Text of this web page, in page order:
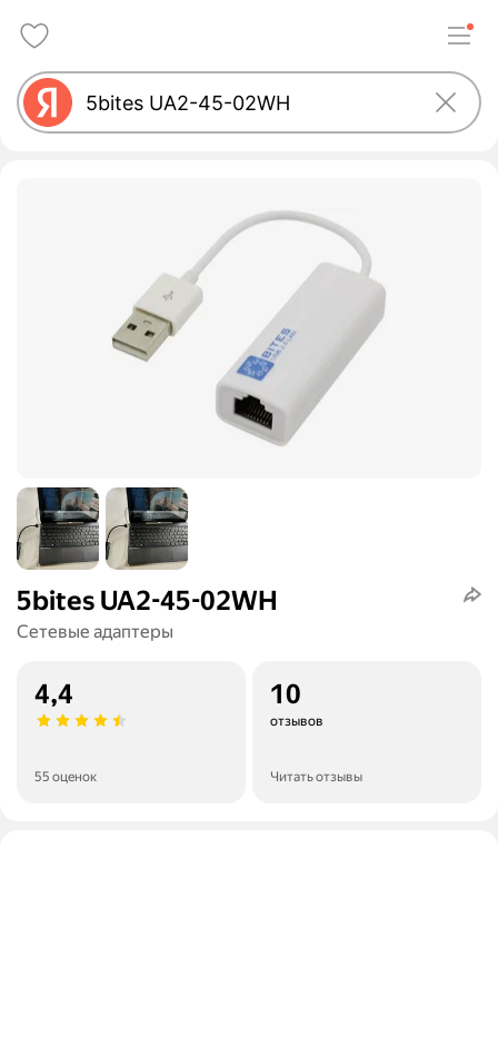
5bites UA2-45-02WH
Сетевые адаптеры
4,4
55 оценок
10
отзывов
Читать отзывы